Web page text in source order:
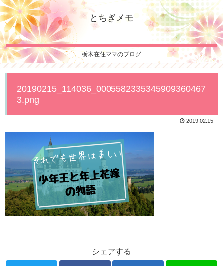
とちぎメモ
栃木在住ママのブログ
20190215_114036_0005582335345909360467
3.png
2019.02.15
シェアする